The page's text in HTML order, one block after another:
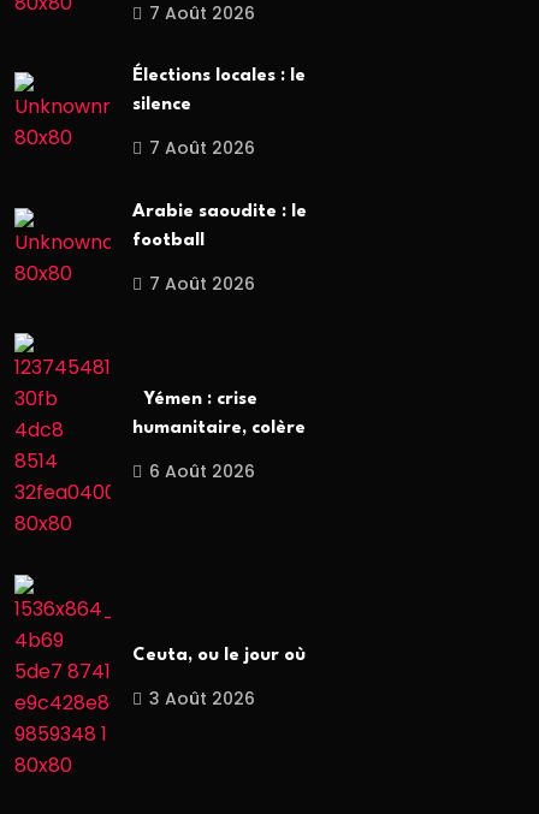
7 Août 2026
Élections locales : le
silence
7 Août 2026
Arabie saoudite : le
football
7 Août 2026
Yémen : crise
humanitaire, colère
6 Août 2026
Ceuta, ou le jour où
3 Août 2026